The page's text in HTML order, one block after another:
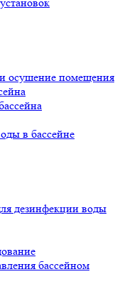
осушение помещения
в бассейне
дезинфекции воды
бассейном